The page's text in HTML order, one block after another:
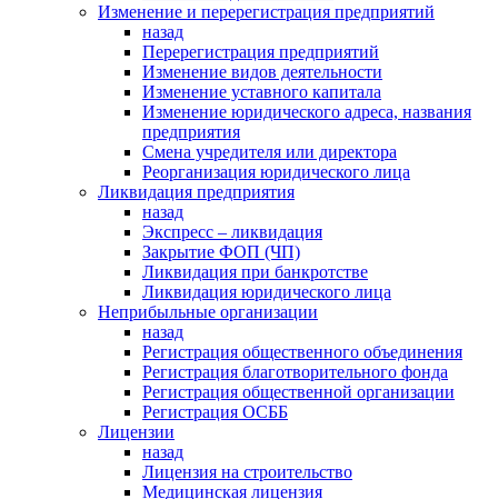
Изменение и перерегистрация предприятий
назад
Перерегистрация предприятий
Изменение видов деятельности
Изменение уставного капитала
Изменение юридического адреса, названия
предприятия
Смена учредителя или директора
Реорганизация юридического лица
Ликвидация предприятия
назад
Экспресс – ликвидация
Закрытие ФОП (ЧП)
Ликвидация при банкротстве
Ликвидация юридического лица
Неприбыльные организации
назад
Регистрация общественного объединения
Регистрация благотворительного фонда
Регистрация общественной организации
Регистрация ОСББ
Лицензии
назад
Лицензия на строительство
Медицинская лицензия